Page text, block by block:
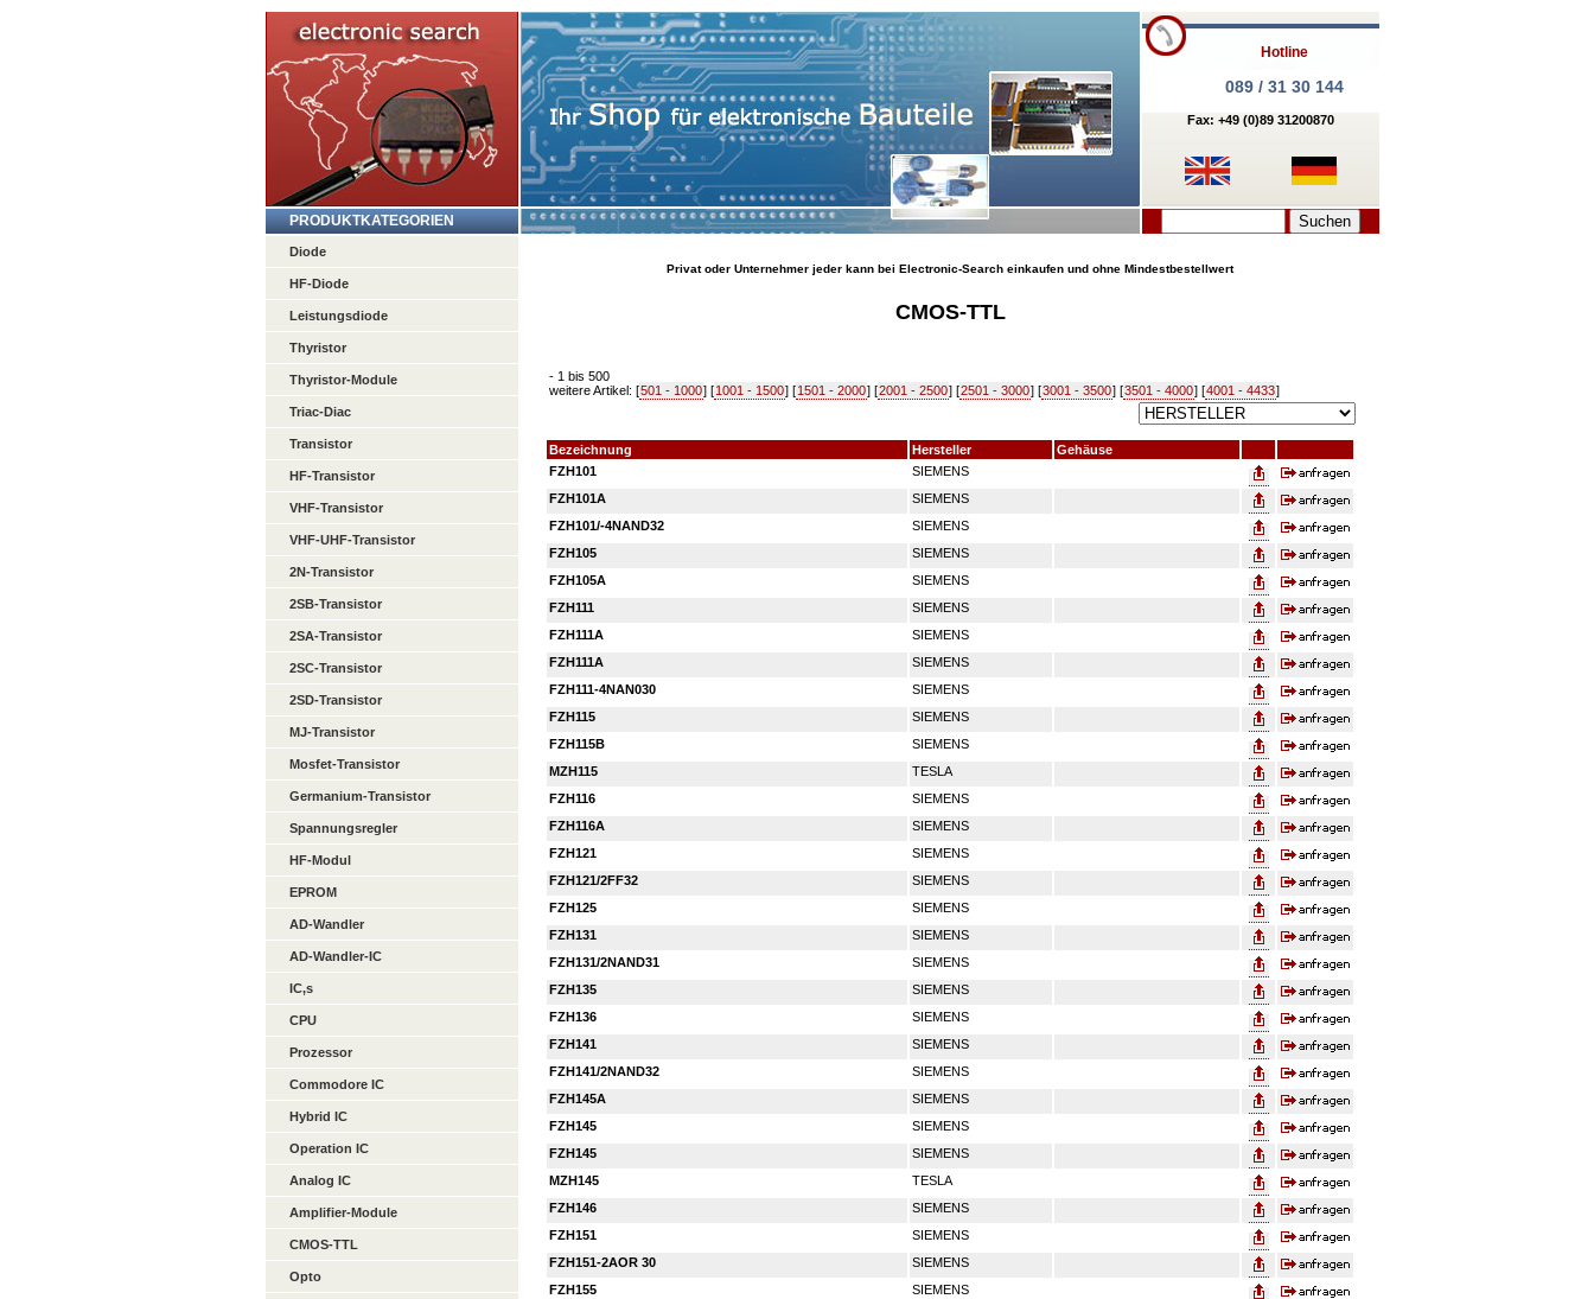
Hotline
089 / 31 30 144
Fax: +49 (0)89 31200870
PRODUKTKATEGORIEN
Diode
HF-Diode
Leistungsdiode
Thyristor
Thyristor-Module
Triac-Diac
Transistor
HF-Transistor
VHF-Transistor
VHF-UHF-Transistor
2N-Transistor
2SB-Transistor
2SA-Transistor
2SC-Transistor
2SD-Transistor
MJ-Transistor
Mosfet-Transistor
Germanium-Transistor
Spannungsregler
HF-Modul
EPROM
AD-Wandler
AD-Wandler-IC
IC,s
CPU
Prozessor
Commodore IC
Hybrid IC
Operation IC
Analog IC
Amplifier-Module
CMOS-TTL
Opto
Privat oder Unternehmer jeder kann bei Electronic-Search einkaufen und ohne Mindestbestellwert
CMOS-TTL
- 1 bis 500
weitere Artikel: [501 - 1000] [1001 - 1500] [1501 - 2000] [2001 - 2500] [2501 - 3000] [3001 - 3500] [3501 - 4000] [4001 - 4433]
Bezeichnung Hersteller
Gehäuse
FZH101
SIEMENS
FZH101A
SIEMENS
FZH101/-4NAND32
SIEMENS
FZH105
SIEMENS
FZH105A
SIEMENS
FZH111
SIEMENS
FZH111A
SIEMENS
FZH111A
SIEMENS
FZH111-4NAN030
SIEMENS
FZH115
SIEMENS
FZH115B
SIEMENS
MZH115
TESLA
FZH116
SIEMENS
FZH116A
SIEMENS
FZH121
SIEMENS
FZH121/2FF32
SIEMENS
FZH125
SIEMENS
FZH131
SIEMENS
FZH131/2NAND31
SIEMENS
FZH135
SIEMENS
FZH136
SIEMENS
FZH141
SIEMENS
FZH141/2NAND32
SIEMENS
FZH145A
SIEMENS
FZH145
SIEMENS
FZH145
SIEMENS
MZH145
TESLA
FZH146
SIEMENS
FZH151
SIEMENS
FZH151-2AOR 30
SIEMENS
FZH155
SIEMENS